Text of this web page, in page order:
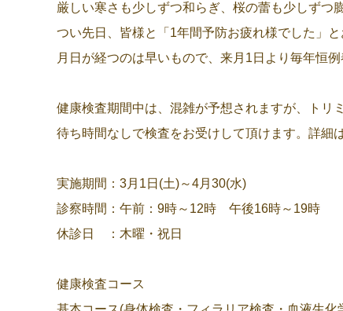
厳しい寒さも少しずつ和らぎ、桜の蕾も少しずつ
つい先日、皆様と「1年間予防お疲れ様でした」
月日が経つのは早いもので、来月1日より毎年恒
健康検査期間中は、混雑が予想されますが、トリ
待ち時間なしで検査をお受けして頂けます。詳細
実施期間：3月1日(土)～4月30(水)
診察時間：午前：9時～12時 午後16時～19時
休診日 ：木曜・祝日
健康検査コース